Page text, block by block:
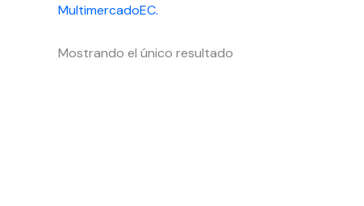
MultimercadoEC.
Mostrando el único resultado